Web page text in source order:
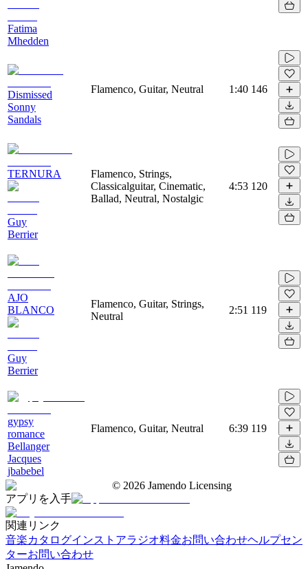
Fatima
Mhedden
Dismissed
Sonny
Sandals
Flamenco, Guitar, Neutral 1:40 146
TERNURA
Guy
Berrier
Flamenco, Strings,
Classicalguitar, Cinematic,
Ballad, Neutral, Nostalgic
4:53 120
AJO
BLANCO
Guy
Berrier
Flamenco, Guitar, Strings,
Neutral
2:51 119
gypsy
romance
Bellanger
Jacques
jbabebel
Flamenco, Guitar, Neutral 6:39 119
© 2026 Jamendo Licensing
アプリを入手
関連リンク
音楽カタログインストアラジオ料金お問い合わせヘルプセン
ターお問い合わせ